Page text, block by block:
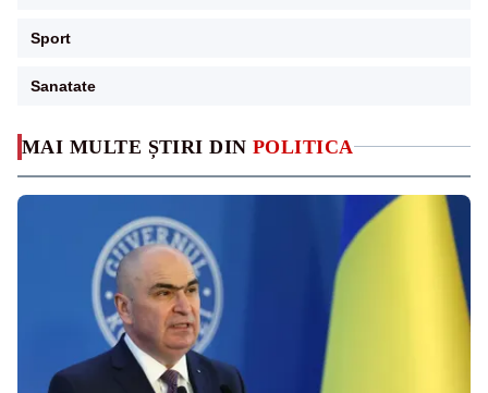
MAI MULTE ȘTIRI DIN POLITICA
Sport
Sanatate